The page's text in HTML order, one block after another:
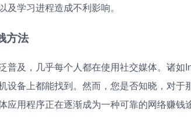
学习进程造成不利影响。
方法
普及，几乎每个人都在使用社交媒体。诸如
设备上都能找到。然而，您是否知晓，对于
应用程序正在逐渐成为一种可靠的网络赚钱